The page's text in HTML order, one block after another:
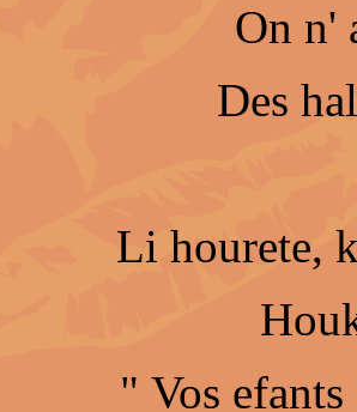
On n'
Des
Li hourete,
" Vos